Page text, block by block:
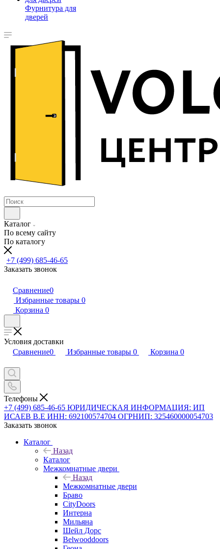
Фурнитура для
дверей
Каталог
По всему сайту
По каталогу
+7 (499) 685-46-65
Заказать звонок
Сравнение0
Избранные товары 0
Корзина 0
Условия доставки
Сравнение0 Избранные товары 0 Корзина 0
Телефоны
+7 (499) 685-46-65 ЮРИДИЧЕСКАЯ ИНФОРМАЦИЯ: ИП
ИСАЕВ В.Е ИНН: 692100574704 ОГРНИП: 325460000054703
Заказать звонок
Каталог
Назад
Каталог
Межкомнатные двери
Назад
Межкомнатные двери
Браво
CityDoors
Интерна
Мильяна
Шейл Дорс
Belwooddoors